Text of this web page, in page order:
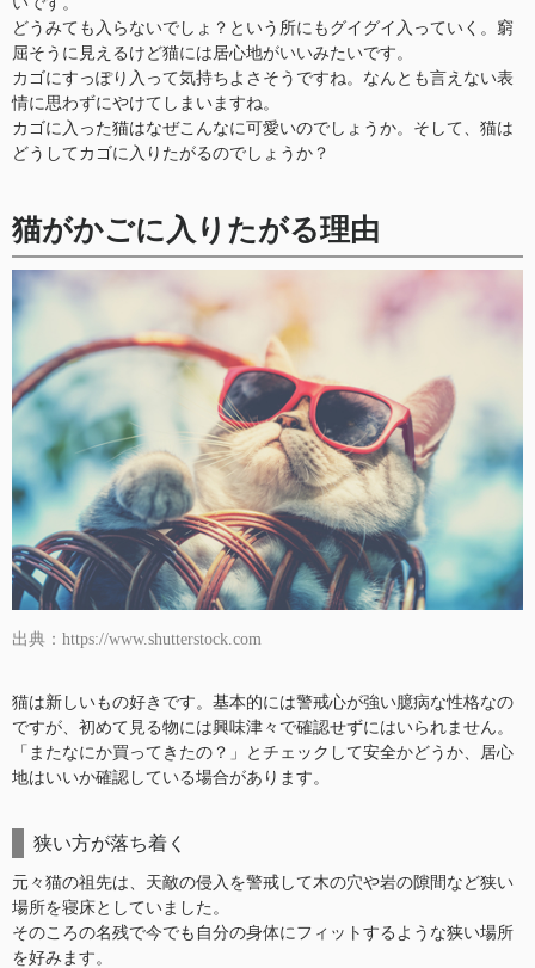
どうみても入らないでしょ？という所にもグイグイ入っていく。窮
屈そうに見えるけど猫には居心地がいいみたいです。
カゴにすっぽり入って気持ちよさそうですね。なんとも言えない表
情に思わずにやけてしまいますね。
カゴに入った猫はなぜこんなに可愛いのでしょうか。そして、猫は
どうしてカゴに入りたがるのでしょうか？
猫がかごに入りたがる理由
出典：https://www.shutterstock.com
猫は新しいもの好きです。基本的には警戒心が強い臆病な性格なの
ですが、初めて見る物には興味津々で確認せずにはいられません。
「またなにか買ってきたの？」とチェックして安全かどうか、居心
地はいいか確認している場合があります。
狭い方が落ち着く
元々猫の祖先は、天敵の侵入を警戒して木の穴や岩の隙間など狭い
場所を寝床としていました。
そのころの名残で今でも自分の身体にフィットするような狭い場所
を好みます。